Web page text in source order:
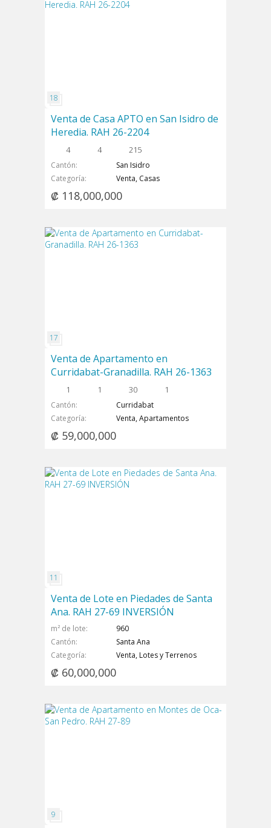
Venta de Casa APTO en San Isidro de
Heredia. RAH 26-2204
4 4 215
Cantón
San Isidro
Categoría
Venta, Casas
₡ 118,000,000
Venta de Apartamento en
Curridabat-Granadilla. RAH 26-1363
1 1 30 1
Cantón
Curridabat
Categoría
Venta, Apartamentos
₡ 59,000,000
Venta de Lote en Piedades de Santa
Ana. RAH 27-69 INVERSIÓN
m² de lote
960
Cantón
Santa Ana
Categoría
Venta, Lotes y Terrenos
₡ 60,000,000